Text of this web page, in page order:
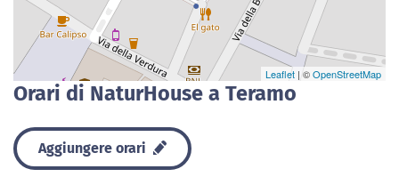
Leaflet | ©OpenStreetMap
Orari di NaturHouse a Teramo
Aggiungere orari